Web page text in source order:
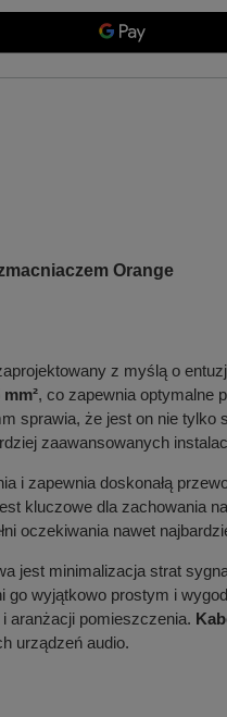
Orange
z myślą o
, co zapewnia optymalne
że jest on nie tylko
zaawansowanych
zapewnia doskonałą
kluczowe dla zachowania
oczekiwania nawet
jest minimalizacja strat
go wyjątkowo prostym i
aranżacji pomieszczenia.
urządzeń audio.